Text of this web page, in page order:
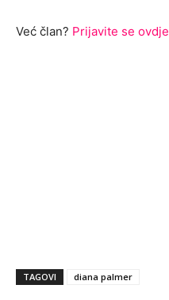
Već član? Prijavite se ovdje
TAGOVI diana palmer